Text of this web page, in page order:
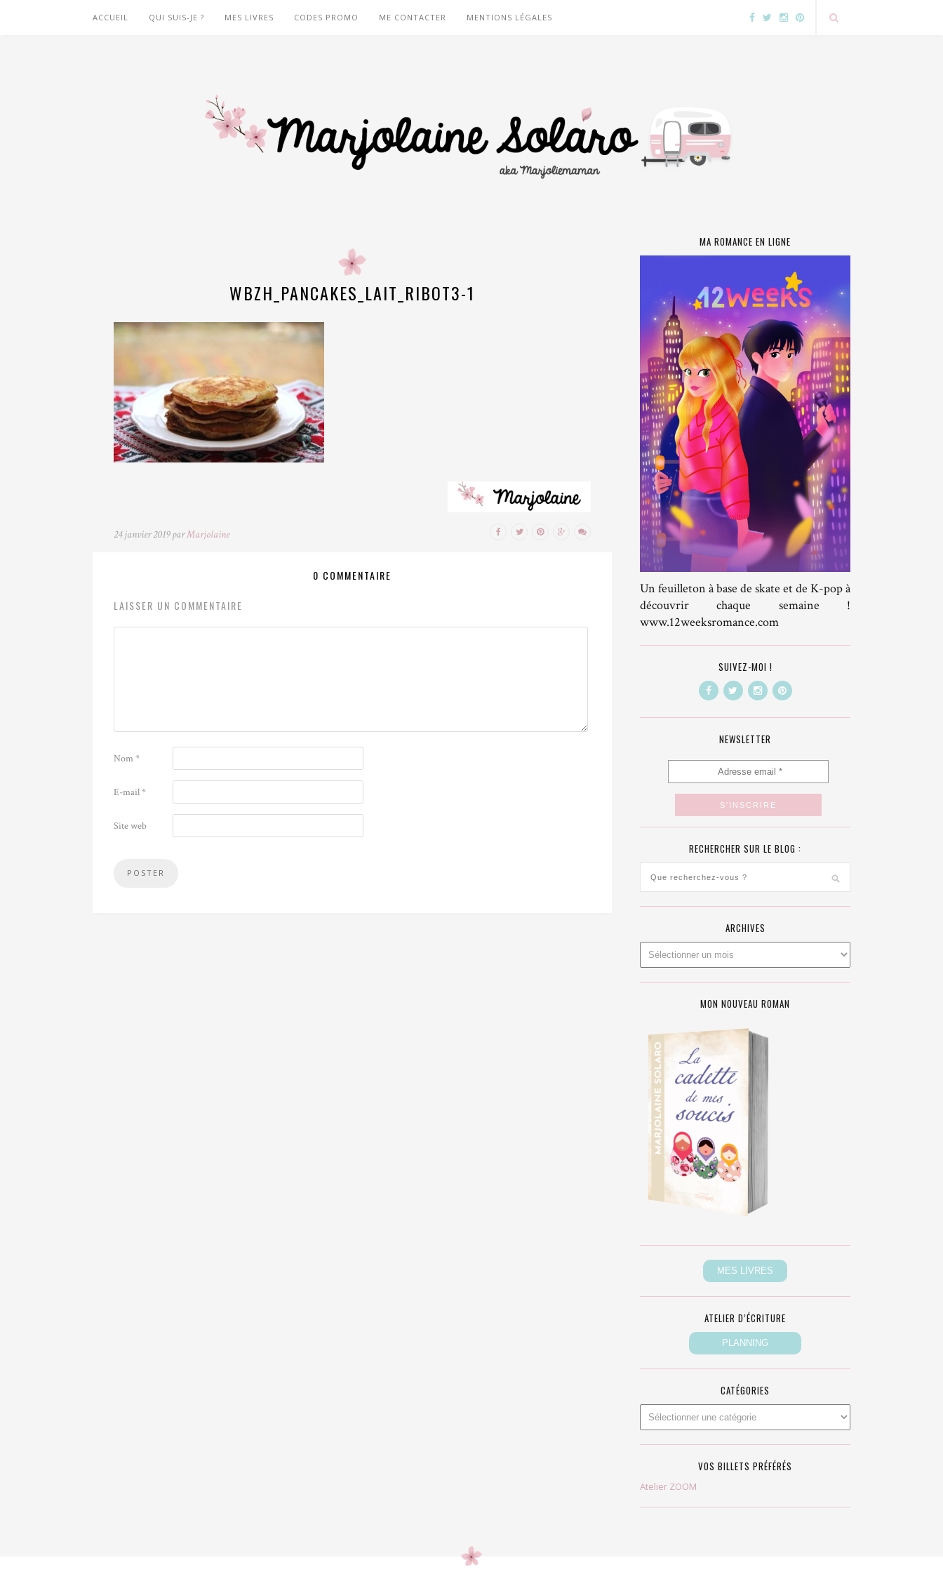
ACCUEIL QUI SUIS-JE ? MES LIVRES CODES PROMO ME CONTACTER MENTIONS LÉGALES
WBZH_PANCAKES_LAIT_RIBOT3-1
24 janvier 2019 parMarjolaine
0 COMMENTAIRE
LAISSER UN COMMENTAIRE
Nom*
E-mail*
Site web
MA ROMANCE EN LIGNE
Un feuilleton à base de skate et de K-pop à
découvrir chaque semaine !
www.12weeksromance.com
SUIVEZ-MOI !
NEWSLETTER
RECHERCHER SUR LE BLOG :
ARCHIVES
MON NOUVEAU ROMAN
ATELIER D’ÉCRITURE
CATÉGORIES
VOS BILLETS PRÉFÉRÉS
Atelier ZOOM